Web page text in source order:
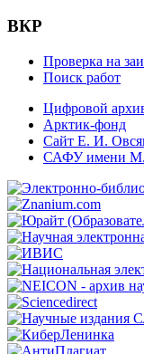
ВКР
Проверка на
Поиск работ
Цифровой
Арктик-фонд
Сайт Е. И.
САФУ имени